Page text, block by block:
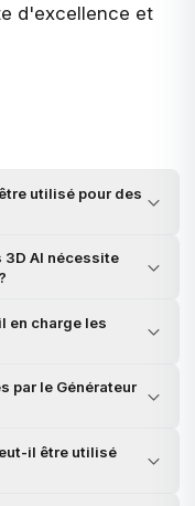
d'excellence et
utilisé pour des
3D AI nécessite
en charge les
par le Générateur
il être utilisé